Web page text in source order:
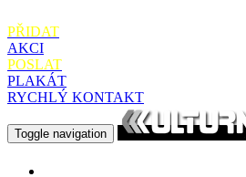
PŘIDAT
AKCI
POSLAT
PLAKÁT
RYCHLÝ KONTAKT
Toggle navigation